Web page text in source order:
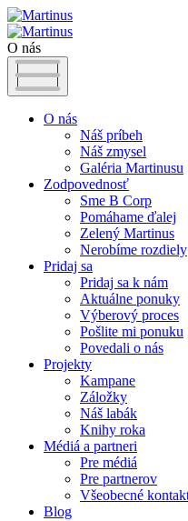
O nás
O nás
Náš príbeh
Náš zmysel
Galéria Martinusu
Zodpovednosť
Sme B Corp
Pomáhame ďalej
Zelený Martinus
Nerobíme rozdiely
Pridaj sa
Pridaj sa k nám
Aktuálne ponuky
Výberový proces
Pošlite mi ponuku
Povedali o nás
Projekty
Kampane
Záložky
Náš labák
Knihy roka
Médiá a partneri
Pre médiá
Pre partnerov
Všeobecné
Blog